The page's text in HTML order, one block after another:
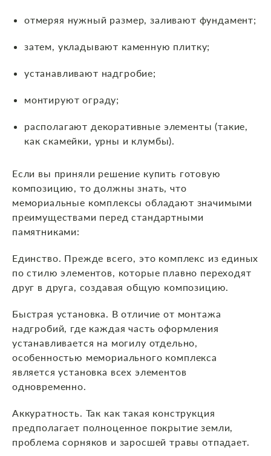
отмеряя нужный размер, заливают фундамент;
затем, укладывают каменную плитку;
устанавливают надгробие;
монтируют ограду;
располагают декоративные элементы (такие,
как скамейки, урны и клумбы).
Если вы приняли решение купить готовую
композицию, то должны знать, что
мемориальные комплексы обладают значимыми
преимуществами перед стандартными
памятниками:
Единство. Прежде всего, это комплекс из единых
по стилю элементов, которые плавно переходят
друг в друга, создавая общую композицию.
Быстрая установка. В отличие от монтажа
надгробий, где каждая часть оформления
устанавливается на могилу отдельно,
особенностью мемориального комплекса
является установка всех элементов
одновременно.
Аккуратность. Так как такая конструкция
предполагает полноценное покрытие земли,
проблема сорняков и заросшей травы отпадает.